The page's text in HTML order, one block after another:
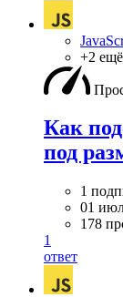
+2 ещё
Как
под
1
01
178
1
ответ